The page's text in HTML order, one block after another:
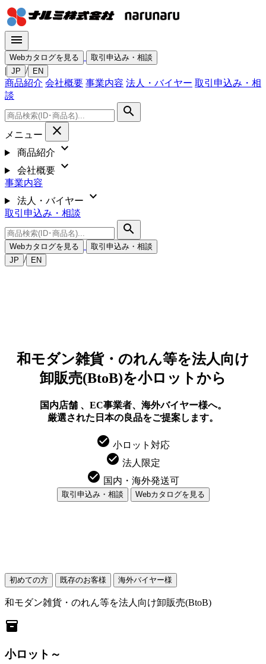
menu
Webカタログを見る 取引申込み・相談
| JP / EN
商品紹介 会社概要 事業内容 法人・バイヤー 取引申込み・相
談
search
メニュー close
商品紹介 expand_more
会社概要 expand_more
事業内容
法人・バイヤー
expand_more
取引申込み・相談
search
Webカタログを見る
取引申込み・相談
JP / EN
和モダン雑貨・のれん等を法人向け
卸販売(BtoB)を小ロットから
国内店舗 、EC事業者、海外バイヤー様へ。
厳選された日本の良品をご提案します。
check_circle 小ロット対応
check_circle 法人限定
check_circle 国内・海外発送可
取引申込み・相談 Webカタログを見る
初めての方 既存のお客様 海外バイヤー様
和モダン雑貨・のれん等を法人向け卸販売(BtoB)
inventory_2
小ロット～